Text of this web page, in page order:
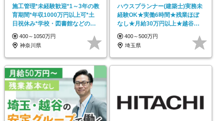
施工管理*未経験歓迎*1～3年の教
育期間*年収1000万円以上可*土
日祝休み*学校・図書館などの公
共工事中心
400～1050万円
神奈川県
ハウスプランナー(建築士)実務未
経験OK★実働6時間★残業ほぼ
なし★月給30万円以上★越谷勤
務★週休2日制
400～500万円
埼玉県